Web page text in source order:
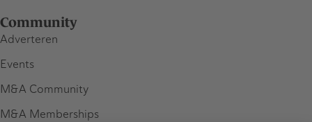
Community
Adverteren
Events
M&A Community
M&A Memberships